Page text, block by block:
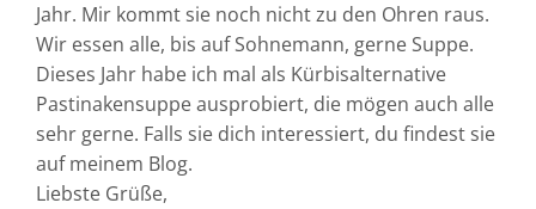
Jahr. Mir kommt sie noch nicht zu den Ohren raus.
Wir essen alle, bis auf Sohnemann, gerne Suppe.
Dieses Jahr habe ich mal als Kürbisalternative
Pastinakensuppe ausprobiert, die mögen auch alle
sehr gerne. Falls sie dich interessiert, du findest sie
auf meinem Blog.
Liebste Grüße,